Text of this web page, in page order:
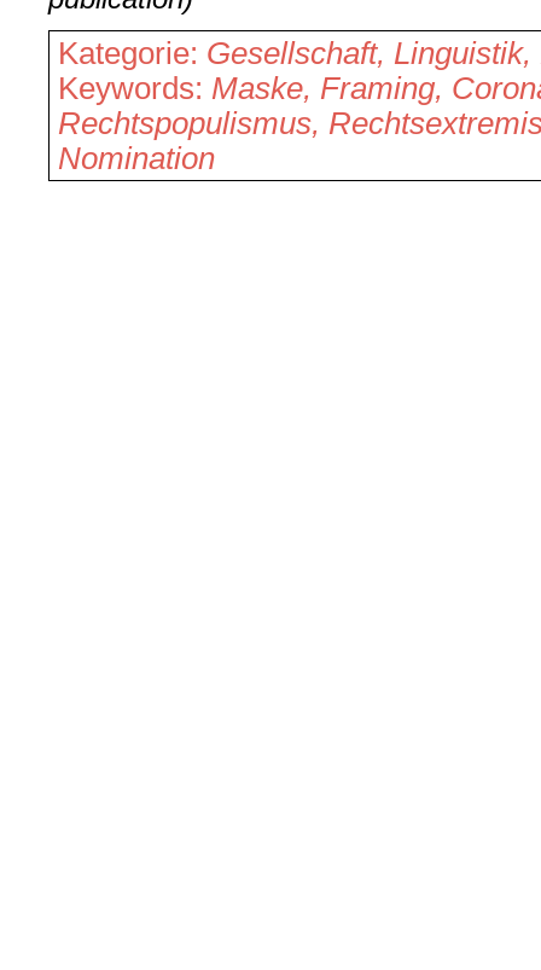
Kategorie: Gesellschaft,
Keywords: Maske, Framing,
Rechtspopulismus,
Nomination